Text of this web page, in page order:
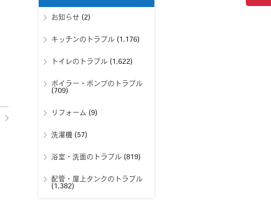
お知らせ (2)
キッチンのトラブル(1,176)
トイレのトラブル(1,622)
ボイラー・ポンプのトラブル
(709)
リフォーム (9)
洗濯機(57)
浴室・洗面のトラブル(819)
配管・屋上タンクのトラブル
(1,382)